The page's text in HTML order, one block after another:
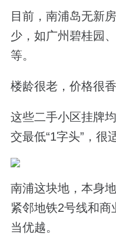
目前，南浦岛无新
少，如广州碧桂园
等。
楼龄很老，价格很香
这些二手小区挂牌
交最低“1字头”，很
南浦这块地，本身
紧邻地铁2号线和
当优越。